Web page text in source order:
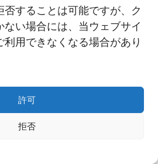
否することは可能ですが、ク
ない場合には、当ウェブサイ
利用できなくなる場合があり
許可
拒否
LOGISTICS A Div.of Nishi-Nippon Railroad Co.,Ltd.